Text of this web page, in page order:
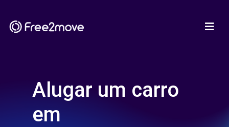
Alugar um carro
em